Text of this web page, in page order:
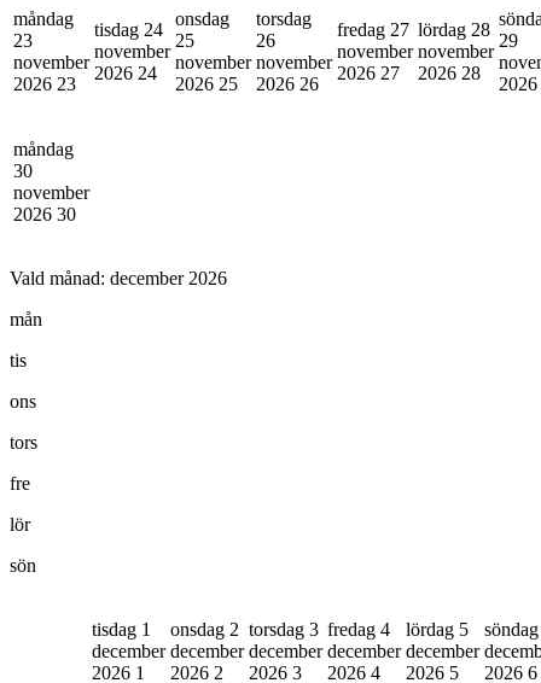
måndag
23
november
2026 23
tisdag 24
november
2026 24
onsdag
25
november
2026 25
torsdag
26
november
2026 26
fredag 27
november
2026 27
lördag 28
november
2026 28
29
2026
måndag
30
november
2026 30
Vald månad: december 2026
mån
tis
ons
tors
fre
lör
sön
tisdag 1
december
2026 1
onsdag 2
december
2026 2
torsdag 3
december
2026 3
fredag 4
december
2026 4
lördag 5
december
2026 5
2026 6